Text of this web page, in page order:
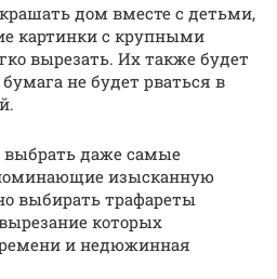
дом вместе с детьми,
картинки с крупными
вырезать. Их также будет
не будет рваться в
даже самые
изысканную
выбирать трафареты
которых
и недюжинная